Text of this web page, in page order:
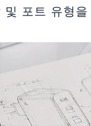
포트 유형